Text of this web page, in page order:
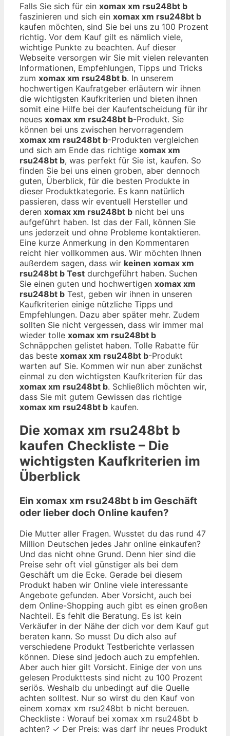
Falls Sie sich für ein xomax xm rsu248bt b
faszinieren und sich ein xomax xm rsu248bt b
kaufen möchten, sind Sie bei uns zu 100 Prozent
richtig. Vor dem Kauf gilt es nämlich viele,
wichtige Punkte zu beachten. Auf dieser
Webseite versorgen wir Sie mit vielen relevanten
Informationen, Empfehlungen, Tipps und Tricks
zum xomax xm rsu248bt b. In unserem
hochwertigen Kaufratgeber erläutern wir ihnen
die wichtigsten Kaufkriterien und bieten ihnen
somit eine Hilfe bei der Kaufentscheidung für ihr
neues xomax xm rsu248bt b-Produkt. Sie
können bei uns zwischen hervorragendem
xomax xm rsu248bt b-Produkten vergleichen
und sich am Ende das richtige xomax xm
rsu248bt b, was perfekt für Sie ist, kaufen. So
finden Sie bei uns einen groben, aber dennoch
guten, Überblick, für die besten Produkte in
dieser Produktkategorie. Es kann natürlich
passieren, dass wir eventuell Hersteller und
deren xomax xm rsu248bt b nicht bei uns
aufgeführt haben. Ist das der Fall, können Sie
uns jederzeit und ohne Probleme kontaktieren.
Eine kurze Anmerkung in den Kommentaren
reicht hier vollkommen aus. Wir möchten Ihnen
außerdem sagen, dass wir keinen xomax xm
rsu248bt b Test durchgeführt haben. Suchen
Sie einen guten und hochwertigen xomax xm
rsu248bt b Test, geben wir ihnen in unseren
Kaufkriterien einige nützliche Tipps und
Empfehlungen. Dazu aber später mehr. Zudem
sollten Sie nicht vergessen, dass wir immer mal
wieder tolle xomax xm rsu248bt b
Schnäppchen gelistet haben. Tolle Rabatte für
das beste xomax xm rsu248bt b-Produkt
warten auf Sie. Kommen wir nun aber zunächst
einmal zu den wichtigsten Kaufkriterien für das
xomax xm rsu248bt b. Schließlich möchten wir,
dass Sie mit gutem Gewissen das richtige
xomax xm rsu248bt b kaufen.
Die xomax xm rsu248bt b
kaufen Checkliste – Die
wichtigsten Kaufkriterien im
Überblick
Ein xomax xm rsu248bt b im Geschäft
oder lieber doch Online kaufen?
Die Mutter aller Fragen. Wusstet du das rund 47
Million Deutschen jedes Jahr online einkaufen?
Und das nicht ohne Grund. Denn hier sind die
Preise sehr oft viel günstiger als bei dem
Geschäft um die Ecke. Gerade bei diesem
Produkt haben wir Online viele interessante
Angebote gefunden. Aber Vorsicht, auch bei
dem Online-Shopping auch gibt es einen großen
Nachteil. Es fehlt die Beratung. Es ist kein
Verkäufer in der Nähe der dich vor dem Kauf gut
beraten kann. So musst Du dich also auf
verschiedene Produkt Testberichte verlassen
können. Diese sind jedoch auch zu empfehlen.
Aber auch hier gilt Vorsicht. Einige der von uns
gelesen Produkttests sind nicht zu 100 Prozent
seriös. Weshalb du unbedingt auf die Quelle
achten solltest. Nur so wirst du den Kauf von
einem xomax xm rsu248bt b nicht bereuen.
Checkliste : Worauf bei xomax xm rsu248bt b
achten? ✓ Der Preis: was darf ihr neues Produkt